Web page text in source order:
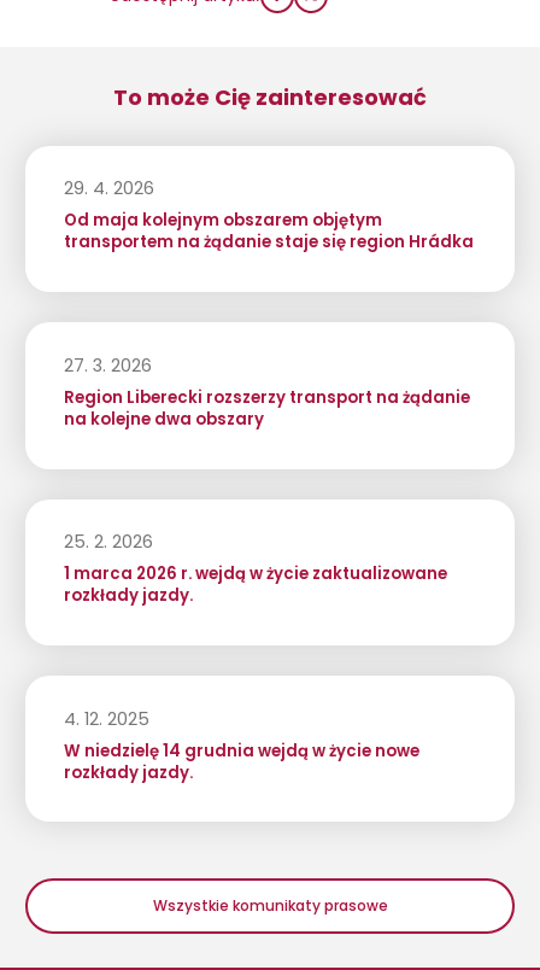
To może Cię zainteresować
29. 4. 2026
Od maja kolejnym obszarem objętym
transportem na żądanie staje się region Hrádka
27. 3. 2026
Region Liberecki rozszerzy transport na żądanie
na kolejne dwa obszary
25. 2. 2026
1 marca 2026 r. wejdą w życie zaktualizowane
rozkłady jazdy.
4. 12. 2025
W niedzielę 14 grudnia wejdą w życie nowe
rozkłady jazdy.
Wszystkie komunikaty prasowe